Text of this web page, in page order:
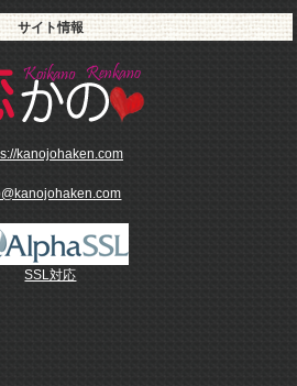
ンデートがありました。
サイト情報
kanojohaken.com
SSL対応